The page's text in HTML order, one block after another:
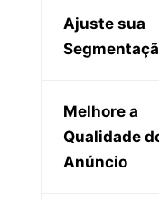
Ajuste sua
Melhore a
Qualidade
Anúncio